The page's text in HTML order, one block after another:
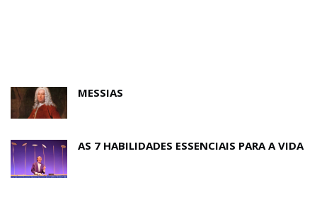
MESSIAS
AS 7 HABILIDADES ESSENCIAIS PARA A VIDA